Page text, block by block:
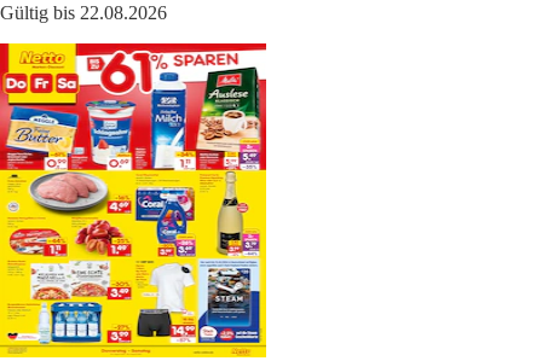
Gültig bis 22.08.2026